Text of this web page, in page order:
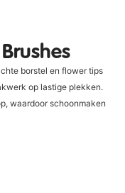
borstel en flower tips
op lastige plekken.
waardoor schoonmaken